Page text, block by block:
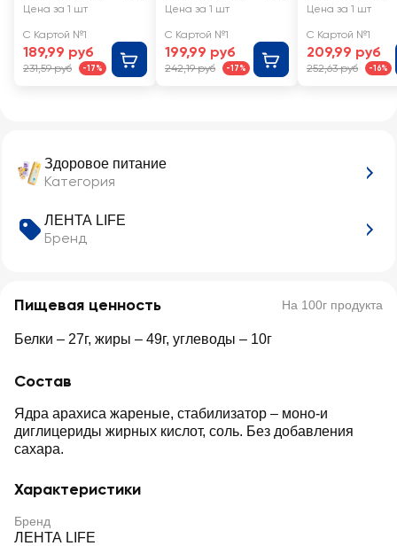
Здоровое питание
Категория
ЛЕНТА LIFE
Бренд
Пищевая ценность На 100г продукта
Белки – 27г, жиры – 49г, углеводы – 10г
Состав
Ядра арахиса жареные, стабилизатор – моно-и
диглицериды жирных кислот, соль. Без добавления
сахара.
Характеристики
Бренд
ЛЕНТА LIFE
ЛЕНТА LIFE
Цена за 1 шт
С Картой №1
189,99 руб
231,59 руб -17%
ЛЕНТА LIFE с
Цена за 1 шт
С Картой №1
199,99 руб
242,19 руб -17%
ЛЕНТА LIFE с
Цена за 1 шт
С Картой №1
209,99 руб
252,63 руб -16%